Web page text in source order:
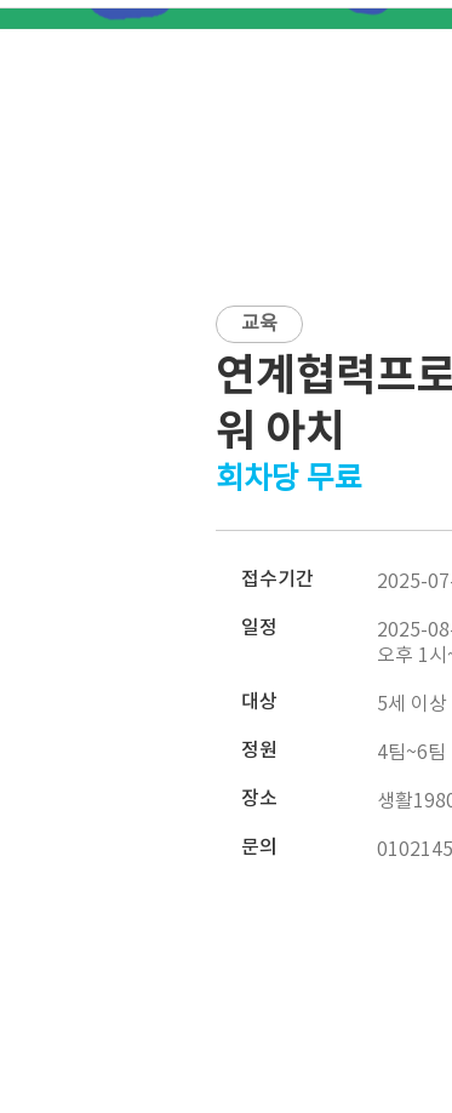
교육
연계협력프
워 아치
회차당 무료
접수기간 2025-
일정
2025-
오후 1시
대상 5세 이
정원 4팀~6팀
장소 생활
문의